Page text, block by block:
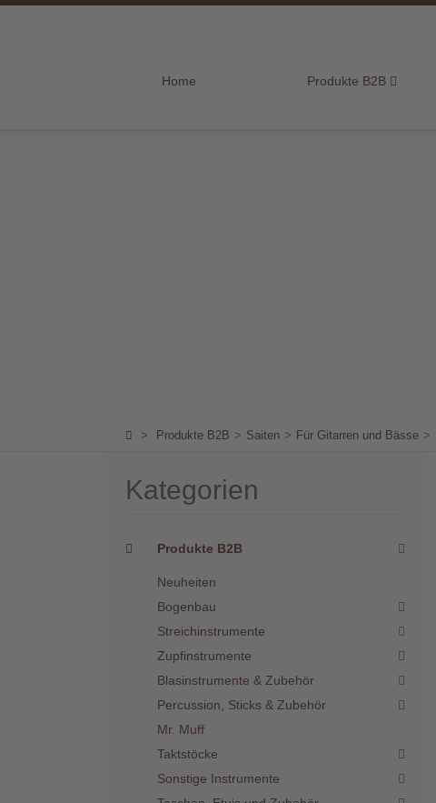
Home Produkte B2B
> Produkte B2B > Saiten > Für Gitarren und Bässe >
Kategorien
Produkte B2B
Neuheiten
Bogenbau
Streichinstrumente
Zupfinstrumente
Blasinstrumente & Zubehör
Percussion, Sticks & Zubehör
Mr. Muff
Taktstöcke
Sonstige Instrumente